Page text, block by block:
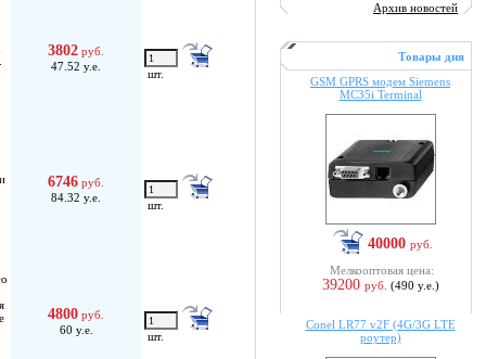
3802 руб.
47.52 у.е.
шт.
6746 руб.
84.32 у.е.
шт.
4800 руб.
60 у.е.
шт.
Архив новостей
Товары дня
GSM GPRS модем Siemens
MC35i Terminal
40000 руб.
Мелкооптовая цена:
39200 руб. (490 у.е.)
Conel LR77 v2F (4G/3G LTE
роутер)